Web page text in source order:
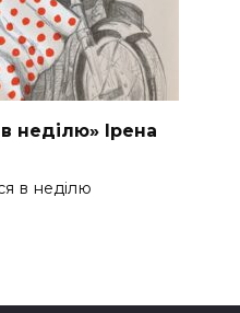
неділю» Ірена
в неділю